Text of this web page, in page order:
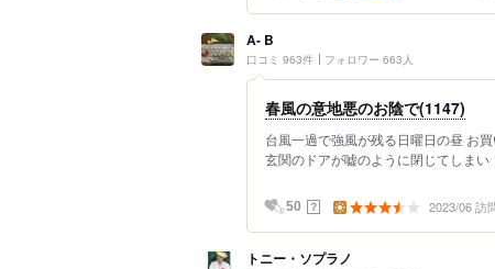
A- B
口コミ 963件 フォロワー 663人
春風の意地悪のお陰で(1147)
台風一過で強風が残る日曜日の昼 お
玄関のドアが嘘のように閉じてしまい
50 ？ 2023/06 訪
トニー・ソプラノ